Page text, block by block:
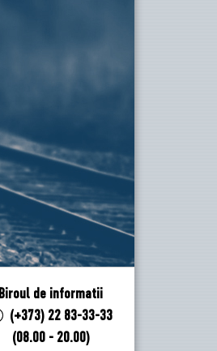
Biroul de informatii
(+373) 22 83-33-33
(08.00 - 20.00)